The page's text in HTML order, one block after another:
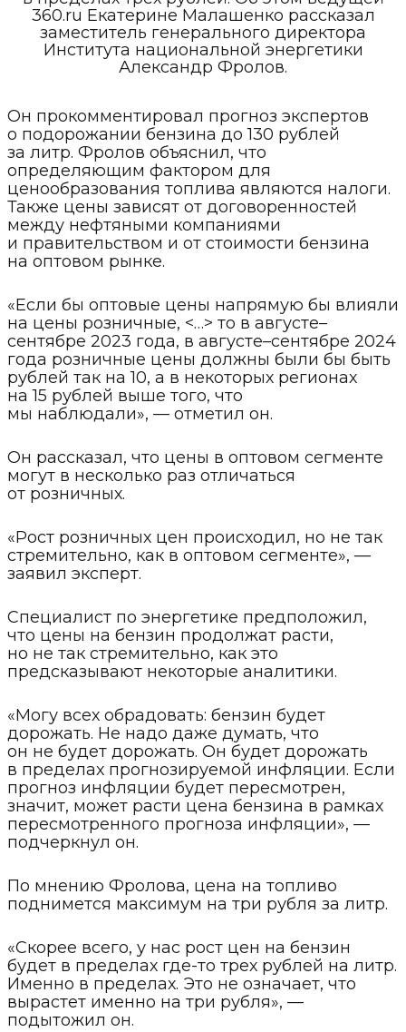
360.ru Екатерине Малашенко рассказал
заместитель генерального директора
Института национальной энергетики
Александр Фролов.
Он прокомментировал прогноз экспертов
о подорожании бензина до 130 рублей
за литр. Фролов объяснил, что
определяющим фактором для
ценообразования топлива являются налоги.
Также цены зависят от договоренностей
между нефтяными компаниями
и правительством и от стоимости бензина
на оптовом рынке.
«Если бы оптовые цены напрямую бы влияли
на цены розничные, <…> то в августе–
сентябре 2023 года, в августе–сентябре 2024
года розничные цены должны были бы быть
рублей так на 10, а в некоторых регионах
на 15 рублей выше того, что
мы наблюдали», — отметил он.
Он рассказал, что цены в оптовом сегменте
могут в несколько раз отличаться
от розничных.
«Рост розничных цен происходил, но не так
стремительно, как в оптовом сегменте», —
заявил эксперт.
Специалист по энергетике предположил,
что цены на бензин продолжат расти,
но не так стремительно, как это
предсказывают некоторые аналитики.
«Могу всех обрадовать: бензин будет
дорожать. Не надо даже думать, что
он не будет дорожать. Он будет дорожать
в пределах прогнозируемой инфляции. Если
прогноз инфляции будет пересмотрен,
значит, может расти цена бензина в рамках
пересмотренного прогноза инфляции», —
подчеркнул он.
По мнению Фролова, цена на топливо
поднимется максимум на три рубля за литр.
«Скорее всего, у нас рост цен на бензин
будет в пределах где-то трех рублей на литр.
Именно в пределах. Это не означает, что
вырастет именно на три рубля», —
подытожил он.